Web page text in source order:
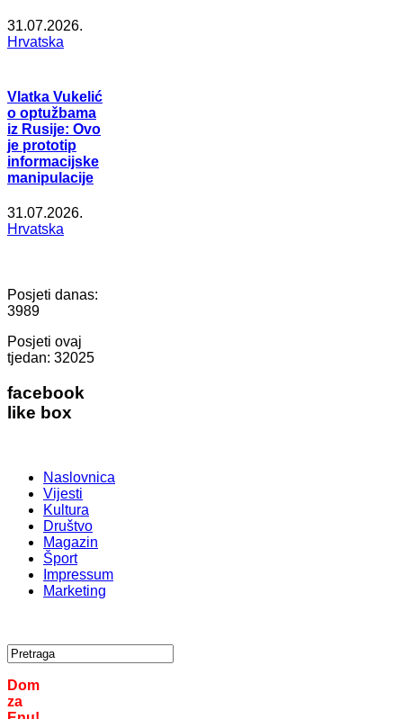
31.07.2026.
Hrvatska
Vlatka Vukelić
o optužbama
iz Rusije: Ovo
je prototip
informacijske
manipulacije
31.07.2026.
Hrvatska
Posjeti danas:
3989
Posjeti ovaj
tjedan: 32025
facebook
like box
Naslovnica
Vijesti
Kultura
Društvo
Magazin
Šport
Impressum
Marketing
Dom
za